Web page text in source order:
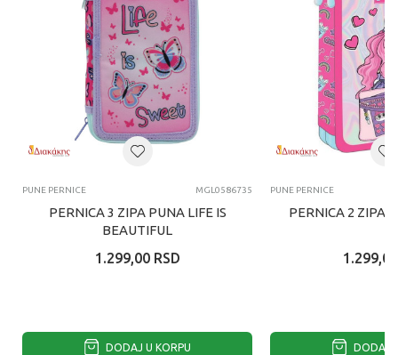
PUNE PERNICE MGL0586735
PERNICA 3 ZIPA PUNA LIFE IS
BEAUTIFUL
1.299,00 RSD
DODAJ U KORPU
PUNE PERNICE
PERNICA 2 ZIPA
1.299,00
DODAJ